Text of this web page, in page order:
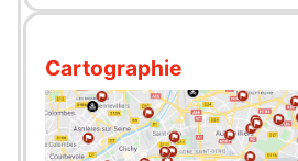
Cartographie